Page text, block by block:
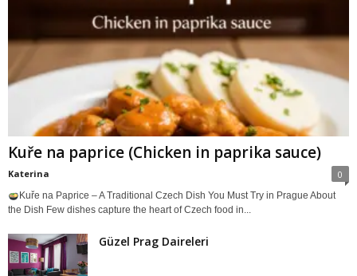
Kuře na paprice (Chicken in paprika sauce)
Katerina 0
Kuře na Paprice – A Traditional Czech Dish You Must Try in Prague About
the Dish Few dishes capture the heart of Czech food in...
Güzel Prag Daireleri